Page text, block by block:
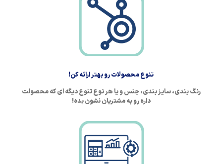
تنوع محصولات رو بهتر ارائه کن!
رنگ بندی، سایز بندی، جنس و یا هر نوع تنوع دیگه ای که محصولت
داره رو به مشتریان نشون بده!